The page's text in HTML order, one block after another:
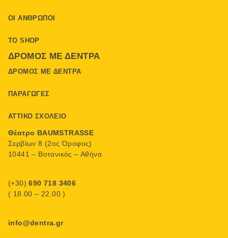
ΟΙ ΆΝΘΡΩΠΟΙ
ΤΟ SHOP
ΔΡΌΜΟΣ ΜΕ ΔΈΝΤΡΑ
ΔΡΌΜΟΣ ΜΕ ΔΈΝΤΡΑ
ΠΑΡΑΓΩΓΈΣ
ΑΤΤΙΚΌ ΣΧΟΛΕΊΟ
Θέατρο BAUMSTRASSE
Σερβίων 8 (2ος Όροφος)
10441 – Βοτανικός – Αθήνα
(+30)690 718 3406
( 18.00 – 22.00 )
info@dentra.gr